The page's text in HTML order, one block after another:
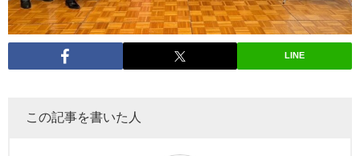
LINE
この記事を書いた人